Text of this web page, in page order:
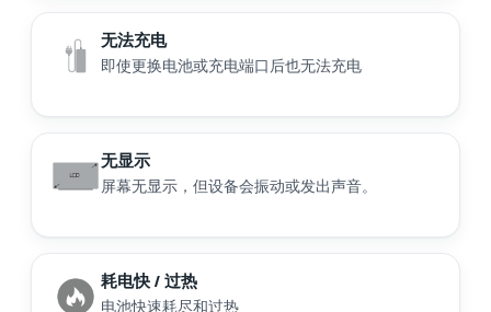
无法充电
即使更换电池或充电端口后也无法充电
无显示
屏幕无显示，但设备会振动或发出声音。
耗电快 / 过热
电池快速耗尽和过热